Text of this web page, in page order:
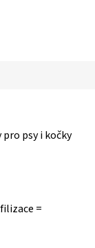
psy i kočky
=